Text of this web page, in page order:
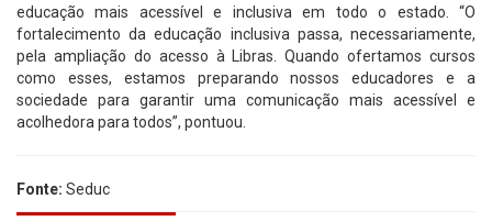
educação mais acessível e inclusiva em todo o estado. “O
fortalecimento da educação inclusiva passa, necessariamente,
pela ampliação do acesso à Libras. Quando ofertamos cursos
como esses, estamos preparando nossos educadores e a
sociedade para garantir uma comunicação mais acessível e
acolhedora para todos”, pontuou.
Fonte: Seduc